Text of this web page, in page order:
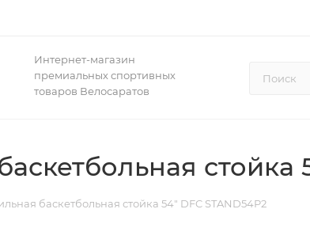
Интернет-магазин
премиальных спортивных
товаров Велосаратов
стойка
баскетбольная стойка 54" DFC STAND54P2